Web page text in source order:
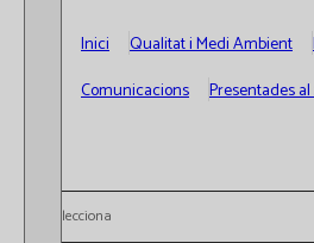
Inici Qualitat i Medi Ambient
Comunicacions
Presentades al
Selecciona